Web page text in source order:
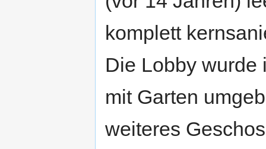
komplett
Die Lobby wurde
mit Garten
weiteres